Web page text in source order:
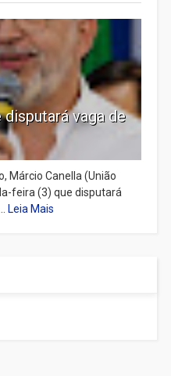
disputará vaga de
Márcio Canella (União
feira (3) que disputará
Leia Mais